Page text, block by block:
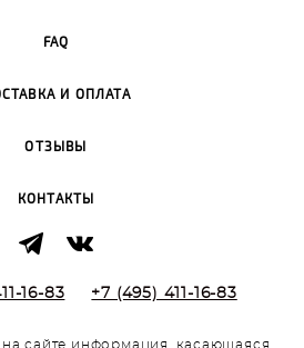
FAQ
И ОПЛАТА
ОТЗЫВЫ
КОНТАКТЫ
16-83 +7 (495) 411-16-83
на сайте информация, касающаяся